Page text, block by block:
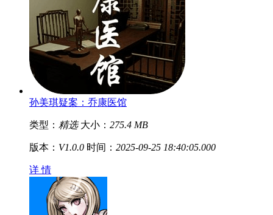
孙美琪疑案：乔康医馆
类型： 精选 大小： 275.4 MB
版本： V1.0.0 时间： 2025-09-25 18:40:05.000
详 情